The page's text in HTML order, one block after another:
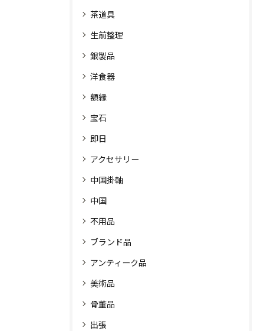
茶道具
生前整理
銀製品
洋食器
額縁
宝石
即日
アクセサリー
中国掛軸
中国
不用品
ブランド品
アンティーク品
美術品
骨董品
出張